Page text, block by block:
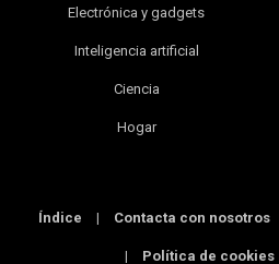
Electrónica y gadgets
Inteligencia artificial
Ciencia
Hogar
Índice | Contacta con nosotros
| Política de cookies